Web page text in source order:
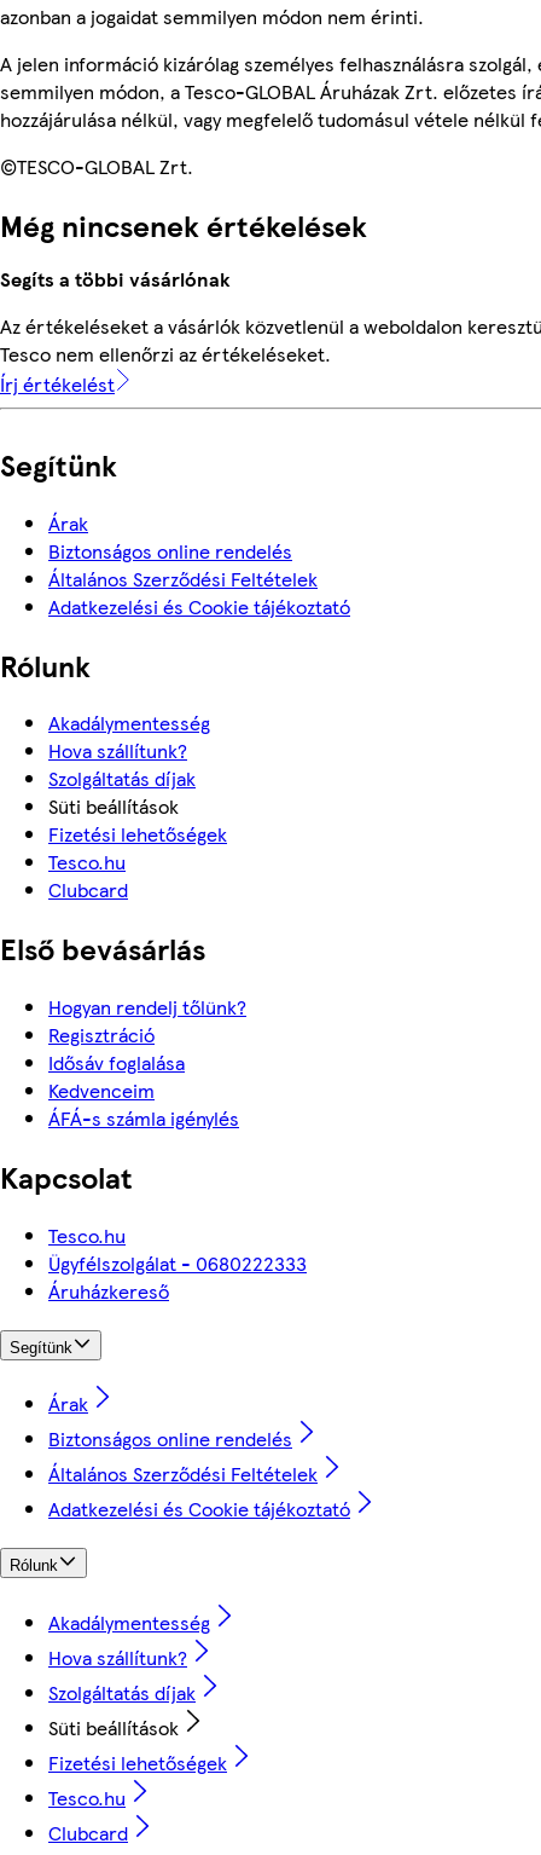
azonban a jogaidat semmilyen módon nem érinti.
A jelen információ kizárólag személyes felhasználásra
semmilyen módon, a Tesco-GLOBAL Áruházak Zrt. előzetes
hozzájárulása nélkül, vagy megfelelő tudomásul vétele nélkül
©TESCO-GLOBAL Zrt.
Még nincsenek értékelések
Segíts a többi vásárlónak
Az értékeléseket a vásárlók közvetlenül a weboldalon
Tesco nem ellenőrzi az értékeléseket.
Írj értékelést
Segítünk
Árak
Biztonságos online rendelés
Általános Szerződési Feltételek
Adatkezelési és Cookie tájékoztató
Rólunk
Akadálymentesség
Hova szállítunk?
Szolgáltatás díjak
Süti beállítások
Fizetési lehetőségek
Tesco.hu
Clubcard
Első bevásárlás
Hogyan rendelj tőlünk?
Regisztráció
Idősáv foglalása
Kedvenceim
ÁFÁ-s számla igénylés
Kapcsolat
Tesco.hu
Ügyfélszolgálat - 0680222333
Áruházkereső
Segítünk
Árak
Biztonságos online rendelés
Általános Szerződési Feltételek
Adatkezelési és Cookie tájékoztató
Rólunk
Akadálymentesség
Hova szállítunk?
Szolgáltatás díjak
Süti beállítások
Fizetési lehetőségek
Tesco.hu
Clubcard